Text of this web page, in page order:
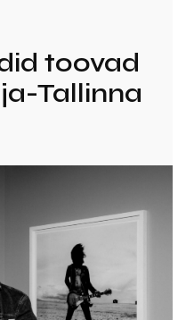
toovad
Tallinna